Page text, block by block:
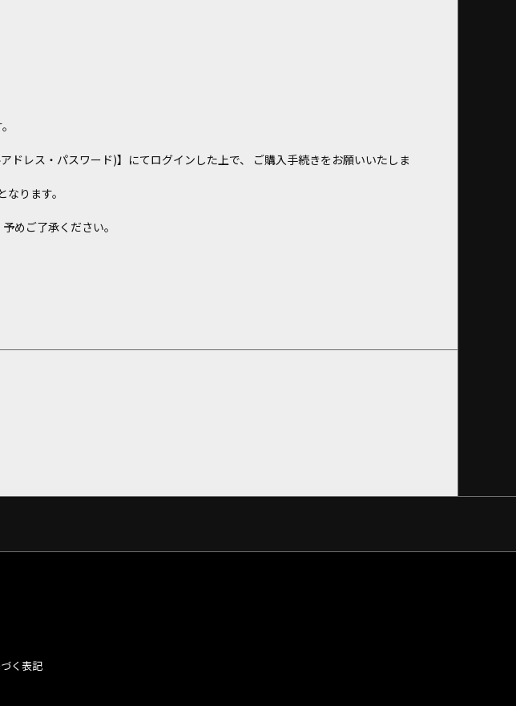
レス・パスワード)】にてログインした上で、 ご購入手続きをお願いいたしま
ります。
めご了承ください。
く表記